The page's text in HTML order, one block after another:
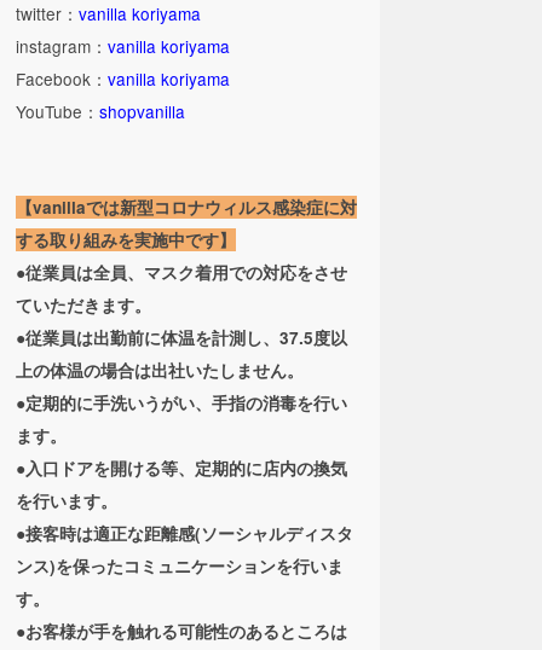
twitter：vanilla koriyama
instagram：vanilla koriyama
Facebook：vanilla koriyama
YouTube：shopvanilla
【vanillaでは新型コロナウィルス感染症に対
する取り組みを実施中です】
●従業員は全員、マスク着用での対応をさせ
ていただきます。
●従業員は出勤前に体温を計測し、37.5度以
上の体温の場合は出社いたしません。
●定期的に手洗いうがい、手指の消毒を行い
ます。
●入口ドアを開ける等、定期的に店内の換気
を行います。
●接客時は適正な距離感(ソーシャルディスタ
ンス)を保ったコミュニケーションを行いま
す。
●お客様が手を触れる可能性のあるところは